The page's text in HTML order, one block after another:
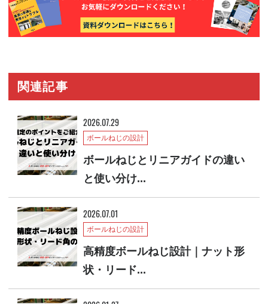
関連記事
2026.07.29
ボールねじの設計
ボールねじとリニアガイドの違い
と使い分け...
2026.07.01
ボールねじの設計
高精度ボールねじ設計｜ナット形
状・リード...